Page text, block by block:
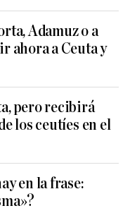
Adamuz o a
ahora a Ceuta y
pero recibirá
los ceutíes en el
en la frase: